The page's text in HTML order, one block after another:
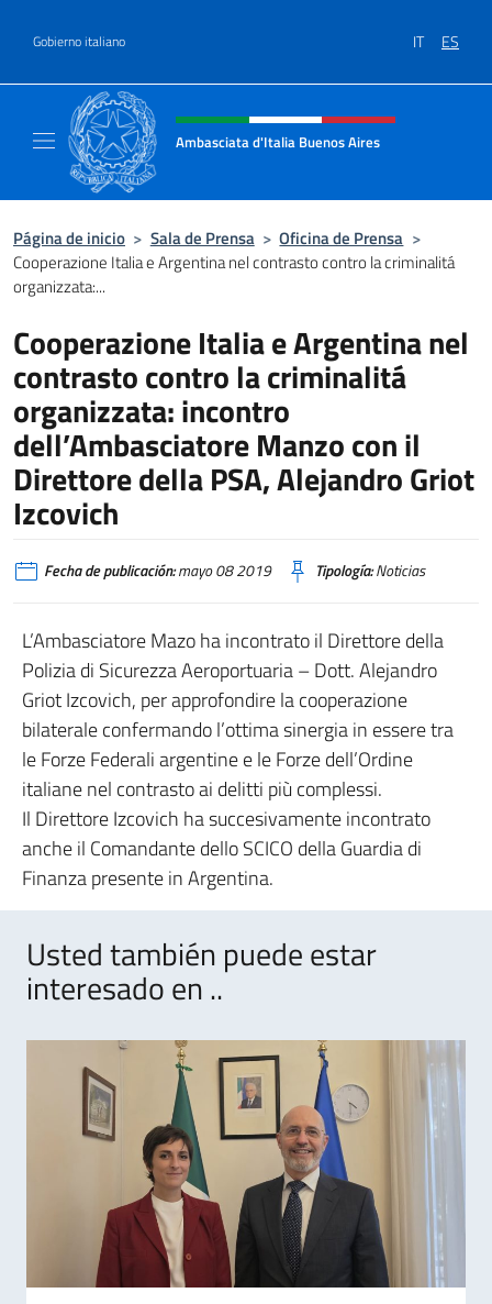
Gobierno italiano IT ES
Encabezado del sitio web,
Ambasciata d'Italia Buenos Aires
Página de inicio > Sala de Prensa > Oficina de Prensa >
Cooperazione Italia e Argentina nel contrasto contro la criminalitá
organizzata:...
Cooperazione Italia e Argentina nel
contrasto contro la criminalitá
organizzata: incontro
dell’Ambasciatore Manzo con il
Direttore della PSA, Alejandro Griot
Izcovich
Fecha de publicación:mayo 08 2019 Tipología:Noticias
L’Ambasciatore Mazo ha incontrato il Direttore della
Polizia di Sicurezza Aeroportuaria – Dott. Alejandro
Griot Izcovich, per approfondire la cooperazione
bilaterale confermando l’ottima sinergia in essere tra
le Forze Federali argentine e le Forze dell’Ordine
italiane nel contrasto ai delitti più complessi.
Il Direttore Izcovich ha succesivamente incontrato
anche il Comandante dello SCICO della Guardia di
Finanza presente in Argentina.
Usted también puede estar
interesado en ..